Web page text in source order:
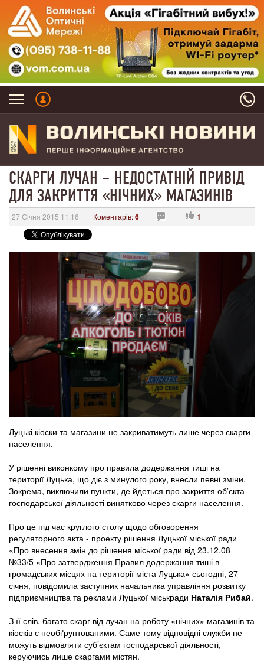
СКАРГИ ЛУЧАН – НЕДОСТАТНІЙ ПРИВІД
ДЛЯ ЗАКРИТТЯ «НІЧНИХ» МАГАЗИНІВ
27 Січня 2015 11:16 Коментарів:6 1
Луцькі кіоски та магазини не закриватимуть лише через скарги
населення.
У рішенні виконкому про правила додержання тиші на
території Луцька, що діє з минулого року, внесли певні зміни.
Зокрема, виключили пункти, де йдеться про закриття об’єкта
господарської діяльності винятково через скарги населення.
Про це під час круглого столу щодо обговорення
регуляторного акта - проекту рішення Луцької міської ради
«Про внесення змін до рішення міської ради від 23.12.08
№33/5 «Про затвердження Правил додержання тиші в
громадських місцях на території міста Луцька» сьогодні, 27
січня, повідомила заступник начальника управління розвитку
підприємництва та реклами Луцької міськради Наталія Рибай.
З її слів, багато скарг від лучан на роботу «нічних» магазинів та
кіосків є необґрунтованими. Саме тому відповідні служби не
можуть відмовляти суб’єктам господарської діяльності,
керуючись лише скаргами містян.